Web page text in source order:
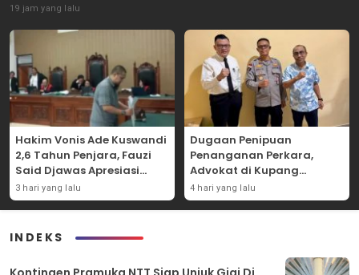
19 jam yang lalu
Hakim Vonis Ade Kuswandi
2,6 Tahun Penjara, Fauzi
Said Djawas Apresiasi
Putusan
3 hari yang lalu
Dugaan Penipuan
Penanganan Perkara,
Advokat di Kupang
Dilaporkan ke Polda NTT
4 hari yang lalu
INDEKS